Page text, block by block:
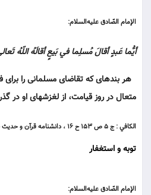
الإمام الصّادق عليه‌السلام:
أيُّما عَبدٍ أقالَ مُسلِما في بَيعٍ أقالَهُ اللّهُ
هر بنده‏اى كه تقاضاى مسلمانى را براى
متعال در روز قيامت، از لغزش‏هاى او در
الكافي : ج ۵ ص ۱۵۳ ح ۱۶ ، دانشنامه قرآن و حديث جلد ۱۷، ص : ۱۳۶
توبه و استغفار
الإمام الصّادق عليه‌السلام: